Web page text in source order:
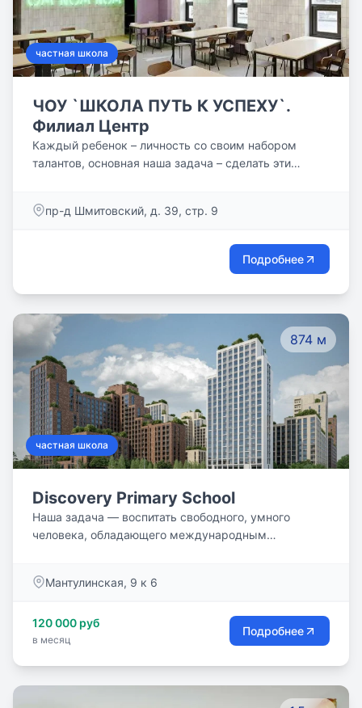
частная школа
ЧОУ `ШКОЛА ПУТЬ К УСПЕХУ`.
Филиал Центр
Каждый ребенок – личность со своим набором
талантов, основная наша задача – сделать эти
пр-д Шмитовский, д. 39, стр. 9
Подробнее
874 м
частная школа
Discovery Primary School
Наша задача — воспитать свободного, умного
человека, обладающего международным
Мантулинская, 9 к 6
120 000 руб
в месяц
Подробнее